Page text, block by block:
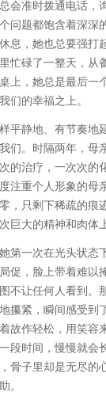
会准时拨通电话，
问题都饱含着深深
息，她也总要强打
忙碌了一整天，从
上，她总是最后一
们的幸福之上。
平静地、有节奏地
们。时隔两年，母
的治疗，一次次的
注重个人形象的母
，只剩下稀疏的痕
巨大的精神和肉体
第一次在光头状态
促，脸上带着难以
不让任何人看到。
攥紧，瞬间感受到
故作轻松，用笑容
段时间，慢慢就会
骨子里却是无尽的
。